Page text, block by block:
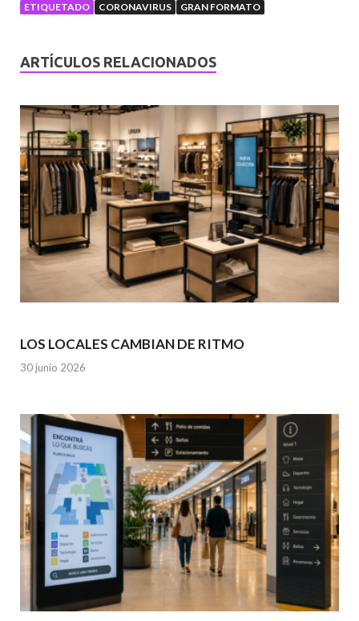
ETIQUETADO CORONAVIRUS GRAN FORMATO
ARTÍCULOS RELACIONADOS
LOS LOCALES CAMBIAN DE RITMO
30 junio 2026